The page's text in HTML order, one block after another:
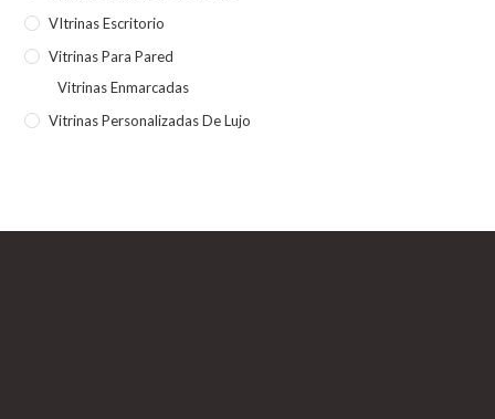
VItrinas Escritorio
Vitrinas Para Pared
Vitrinas Enmarcadas
Vitrinas Personalizadas De Lujo